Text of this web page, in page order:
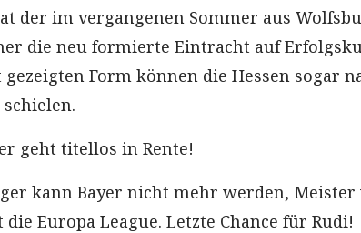
der im vergangenen Sommer aus
die neu formierte Eintracht auf
Form können die Hessen sogar
geht titellos in Rente!
kann Bayer nicht mehr werden,
Europa League. Letzte Chance für Rudi!